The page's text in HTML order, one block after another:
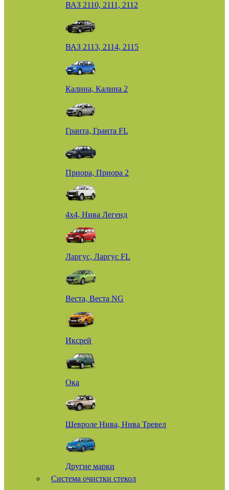
ВАЗ 2110, 2111, 2112
ВАЗ 2113, 2114, 2115
Калина, Калина 2
Гранта, Гранта FL
Приора, Приора 2
4х4, Нива Легенд
Ларгус, Ларгус FL
Веста, Веста NG
Иксрей
Ока
Шевроле Нива, Нива Тревел
Другие марки
Система очистки стекол